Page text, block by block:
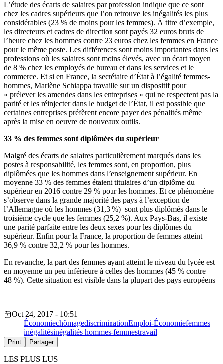
L’étude des écarts de salaires par profession indique que ce sont
chez les cadres supérieurs que l’on retrouve les inégalités les plus
considérables (23 % de moins pour les femmes). À titre d’exemple,
les directeurs et cadres de direction sont payés 32 euros bruts de
l’heure chez les hommes contre 23 euros chez les femmes en France
pour le même poste. Les différences sont moins importantes dans les
professions où les salaires sont moins élevés, avec un écart moyen
de 8 % chez les employés de bureau et dans les services et le
commerce. Et si en France, la secrétaire d’État à l’égalité femmes-
hommes, Marlène Schiappa travaille sur un dispositif pour
« prélever les amendes dans les entreprises » qui ne respectent pas la
parité et les réinjecter dans le budget de l’État, il est possible que
certaines entreprises préfèrent encore payer des pénalités même
après la mise en oeuvre de nouveaux outils.
33 % des femmes sont diplômées du supérieur
Malgré des écarts de salaires particulièrement marqués dans les
postes à responsabilité, les femmes sont, en proportion, plus
diplômées que les hommes dans l’enseignement supérieur. En
moyenne 33 % des femmes étaient titulaires d’un diplôme du
supérieur en 2016 contre 29 % pour les hommes. Et ce phénomène
s’observe dans la grande majorité des pays à l’exception de
l’Allemagne où les hommes (31,3 %) sont plus diplômés dans le
troisième cycle que les femmes (25,2 %). Aux Pays-Bas, il existe
une parité parfaite entre les deux sexes pour les diplômes du
supérieur. Enfin pour la France, la proportion de femmes atteint
36,9 % contre 32,2 % pour les hommes.
En revanche, la part des femmes ayant atteint le niveau du lycée est
en moyenne un peu inférieure à celles des hommes (45 % contre
48 %). Cette situation est visible dans la plupart des pays européens
Oct 24, 2017 - 10:51
ÉconomiechômagediscriminationEmploi-Économiefemmes
inégalitésinégalités hommes-femmestravail
Print Partager
LES PLUS LUS